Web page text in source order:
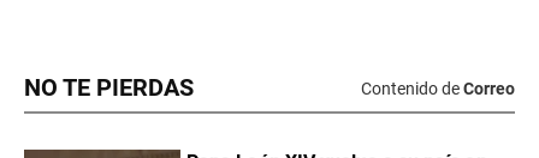
NO TE PIERDAS Contenido deCorreo